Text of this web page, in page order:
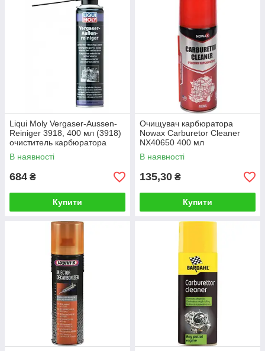
Liqui Moly Vergaser-Aussen-
Reiniger 3918, 400 мл (3918)
очиститель карбюратора
В наявності
684 ₴
Купити
Очищувач карбюратора
Nowax Carburetor Cleaner
NX40650 400 мл
В наявності
135,30 ₴
Купити